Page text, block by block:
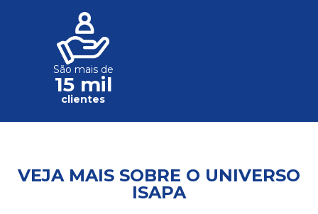
São mais de
15 mil
clientes
VEJA MAIS SOBRE O UNIVERSO
ISAPA